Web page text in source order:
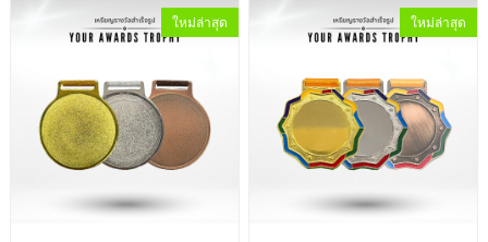
ใหม่ล่าสุด ใหม่ล่าสุด